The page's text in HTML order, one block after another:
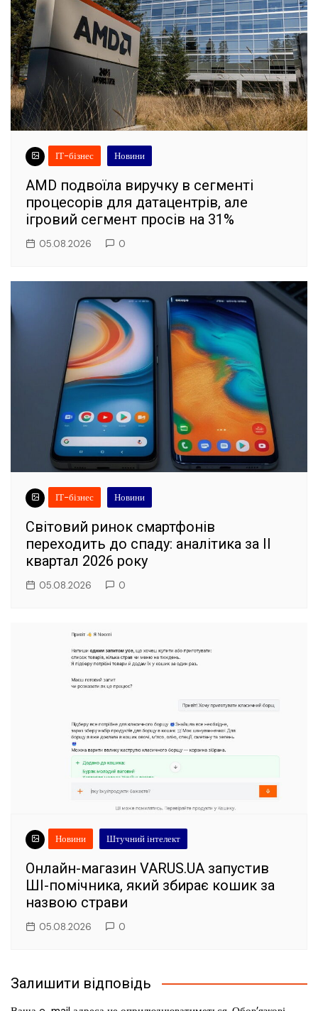
ІТ-бізнес Новини
AMD подвоїла виручку в сегменті
процесорів для датацентрів, але
ігровий сегмент просів на 31%
05.08.2026 0
ІТ-бізнес Новини
Світовий ринок смартфонів
переходить до спаду: аналітика за II
квартал 2026 року
05.08.2026 0
Новини Штучний інтелект
Онлайн-магазин VARUS.UA запустив
ШІ-помічника, який збирає кошик за
назвою страви
05.08.2026 0
Залишити відповідь